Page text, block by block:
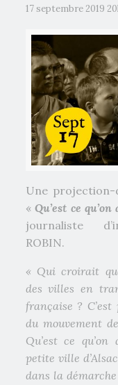
17 septembre 2019
Une projection-
«Qu’est ce
journaliste
ROBIN.
« Qui croirait
des villes en
française ?
du mouvement
Qu’est ce
petite ville
dans la